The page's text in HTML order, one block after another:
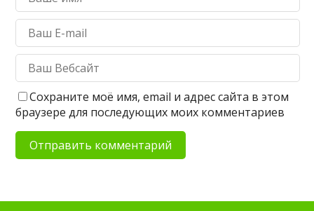
Сохраните моё имя, email и адрес сайта в этом
браузере для последующих моих комментариев